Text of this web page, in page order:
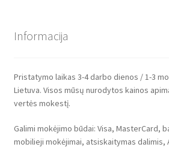
Informacija
Pristatymo laikas 3-4 darbo dienos / 1-3
Lietuva. Visos mūsų nurodytos kainos
vertės mokestį.
Galimi mokėjimo būdai: Visa, MasterCard,
mobilieji mokėjimai, atsiskaitymas dalimis,